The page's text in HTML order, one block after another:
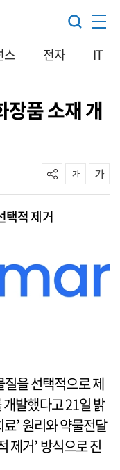
스 전자 IT
장품 소재 개
택적 제거
을 선택적으로 제
개발했다고 21일 밝
’ 원리와 약물전달
제거’ 방식으로 진